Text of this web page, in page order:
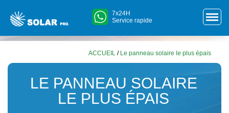
7x24H
Service rapide
ACCUEIL / Le panneau solaire le plus épais
LE PANNEAU SOLAIRE
LE PLUS ÉPAIS